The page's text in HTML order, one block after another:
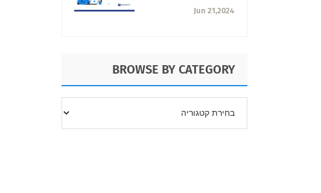
Jun 21,2024
BROWSE BY CATEGORY
CATEGORY